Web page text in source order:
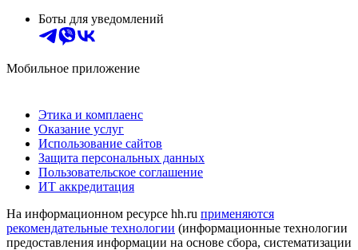
Боты для уведомлений
Мобильное приложение
Этика и комплаенс
Оказание услуг
Использование сайтов
Защита персональных данных
Пользовательское соглашение
ИТ аккредитация
На информационном ресурсе hh.ru применяются
рекомендательные технологии (информационные технологии
предоставления информации на основе сбора, систематизации